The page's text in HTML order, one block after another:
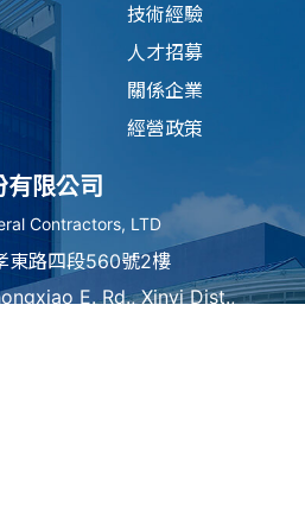
技術經驗
人才招募
關係企業
經營政策
有限公司
Contractors, LTD
東路四段560號2樓
E. Rd., Xinyi Dist.,